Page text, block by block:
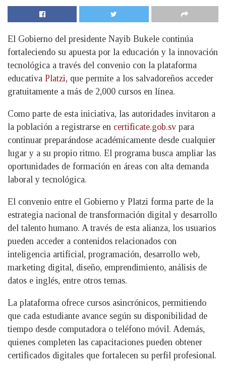
El Gobierno del presidente Nayib Bukele continúa
fortaleciendo su apuesta por la educación y la innovación
tecnológica a través del convenio con la plataforma
educativa Platzi, que permite a los salvadoreños acceder
gratuitamente a más de 2,000 cursos en línea.
Como parte de esta iniciativa, las autoridades invitaron a
la población a registrarse en certificate.gob.sv para
continuar preparándose académicamente desde cualquier
lugar y a su propio ritmo. El programa busca ampliar las
oportunidades de formación en áreas con alta demanda
laboral y tecnológica.
El convenio entre el Gobierno y Platzi forma parte de la
estrategia nacional de transformación digital y desarrollo
del talento humano. A través de esta alianza, los usuarios
pueden acceder a contenidos relacionados con
inteligencia artificial, programación, desarrollo web,
marketing digital, diseño, emprendimiento, análisis de
datos e inglés, entre otros temas.
La plataforma ofrece cursos asincrónicos, permitiendo
que cada estudiante avance según su disponibilidad de
tiempo desde computadora o teléfono móvil. Además,
quienes completen las capacitaciones pueden obtener
certificados digitales que fortalecen su perfil profesional.